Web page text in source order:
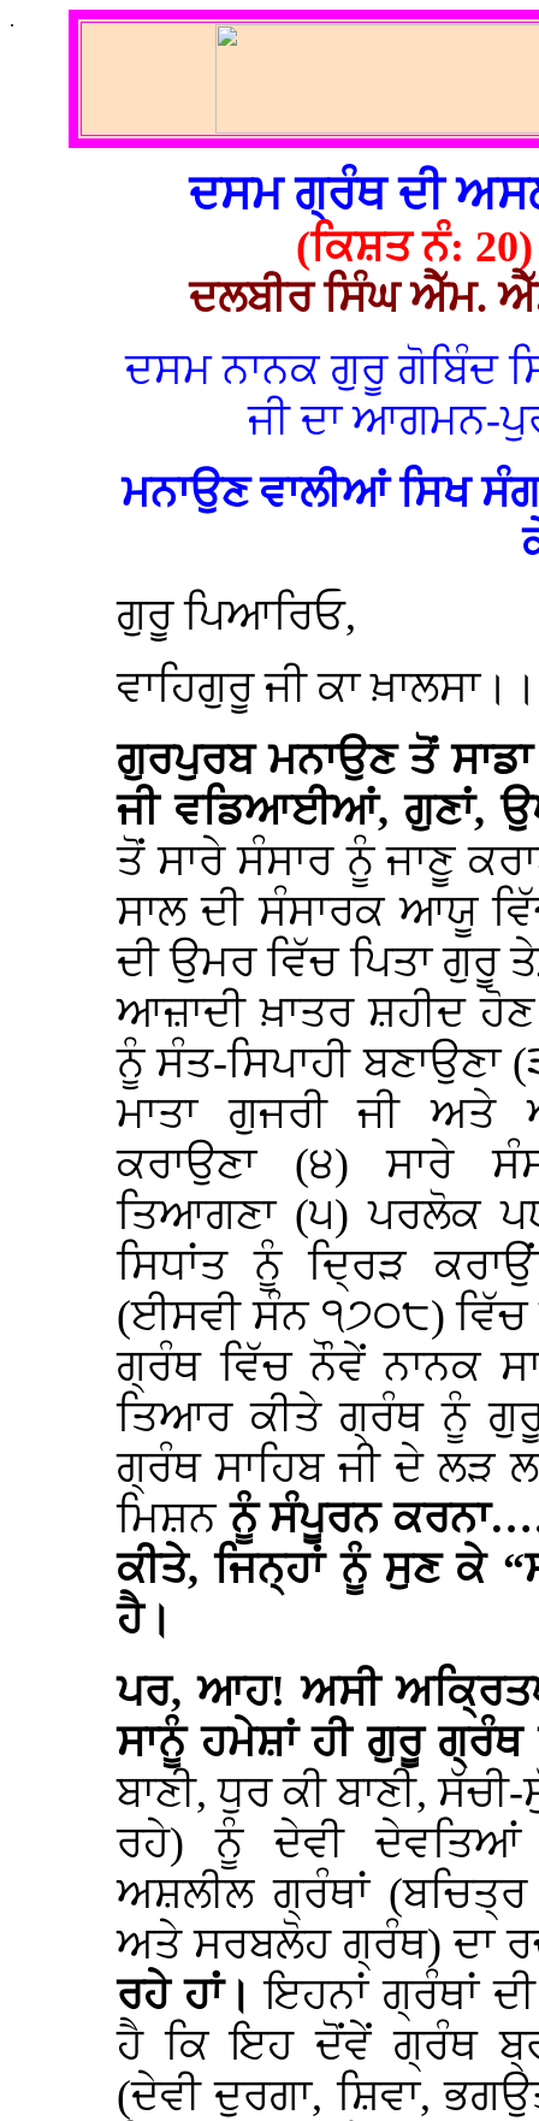
.
ਦਸਮ ਗ੍ਰੰਥ ਦੀ
(ਕਿਸ਼ਤ ਨੰ: 20)
ਦਲਬੀਰ ਸਿੰਘ ਐੱਮ.
ਦਸਮ ਨਾਨਕ ਗੁਰੂ ਗੋਬਿੰਦ
ਜੀ ਦਾ ਆਗਮਨ-
ਮਨਾਉਣਵਾਲੀਆਂ ਸਿਖ
ਗੁਰੂ ਪਿਆਰਿਓ,
ਵਾਹਿਗੁਰੂ ਜੀ ਕਾ
ਗੁਰਪੁਰਬਮਨਾਉਣ ਤੋਂ
ਜੀ ਵਡਿਆਈਆਂ, ਗੁਣਾਂ,
ਤੋਂ ਸਾਰੇ ਸੰਸਾਰ ਨੂੰ ਜਾਣੂ
ਸਾਲ ਦੀ ਸੰਸਾਰਕ ਆਯੂ
ਦੀ ਉਮਰ ਵਿੱਚ ਪਿਤਾ ਗੁਰੂ
ਆਜ਼ਾਦੀ ਖ਼ਾਤਰ ਸ਼ਹੀਦ
ਨੂੰ ਸੰਤ-ਸਿਪਾਹੀ
ਮਾਤਾ ਗੁਜਰੀ ਜੀ ਅਤੇ
ਕਰਾਉਣਾ (੪) ਸਾਰੇ
ਤਿਆਗਣਾ (੫) ਪਰਲੋਕ
ਸਿਧਾਂਤ ਨੂੰ ਦ੍ਰਿੜ
(ਈਸਵੀ ਸੰਨ ੧੭੦੮)
ਗ੍ਰੰਥ ਵਿੱਚ ਨੌਵੇਂ ਨਾਨਕ
ਤਿਆਰ ਕੀਤੇ ਗ੍ਰੰਥ ਨੂੰ
ਗ੍ਰੰਥ ਸਾਹਿਬ ਜੀ ਦੇ ਲੜ
ਮਿਸ਼ਨਨੂੰ ਸੰਪੂਰਨ
ਕੀਤੇ, ਜਿਨ੍ਹਾਂ ਨੂੰ ਸੁਣ ਕੇ
ਹੈ।
ਪਰ, ਆਹ! ਅਸੀ
ਸਾਨੂੰ ਹਮੇਸ਼ਾਂ ਹੀ ਗੁਰੂ ਗ੍ਰੰਥ
ਬਾਣੀ, ਧੁਰ ਕੀ ਬਾਣੀ,
ਰਹੇ) ਨੂੰ ਦੇਵੀ ਦੇਵਤਿਆਂ
ਅਸ਼ਲੀਲ ਗ੍ਰੰਥਾਂ
ਅਤੇ ਸਰਬਲੋਹ ਗ੍ਰੰਥ) ਦਾ
ਰਹੇ ਹਾਂ।ਇਹਨਾਂ ਗ੍ਰੰਥਾਂ
ਹੈ ਕਿ ਇਹ ਦੋਂਵੇਂ ਗ੍ਰੰਥ
(ਦੇਵੀ ਦੁਰਗਾ, ਸ਼ਿਵਾ,